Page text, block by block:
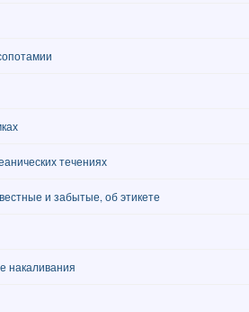
течениях
и забытые, об этикете
накаливания